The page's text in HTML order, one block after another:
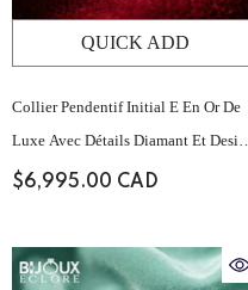
QUICK ADD
Collier Pendentif Initial E En Or De
Luxe Avec Détails Diamant Et Design
Minimaliste Épuré
$6,995.00 CAD